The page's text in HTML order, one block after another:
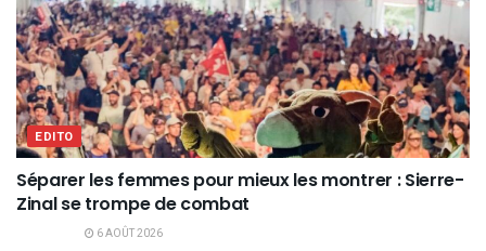
EDITO
Séparer les femmes pour mieux les montrer : Sierre-
Zinal se trompe de combat
6 AOÛT 2026